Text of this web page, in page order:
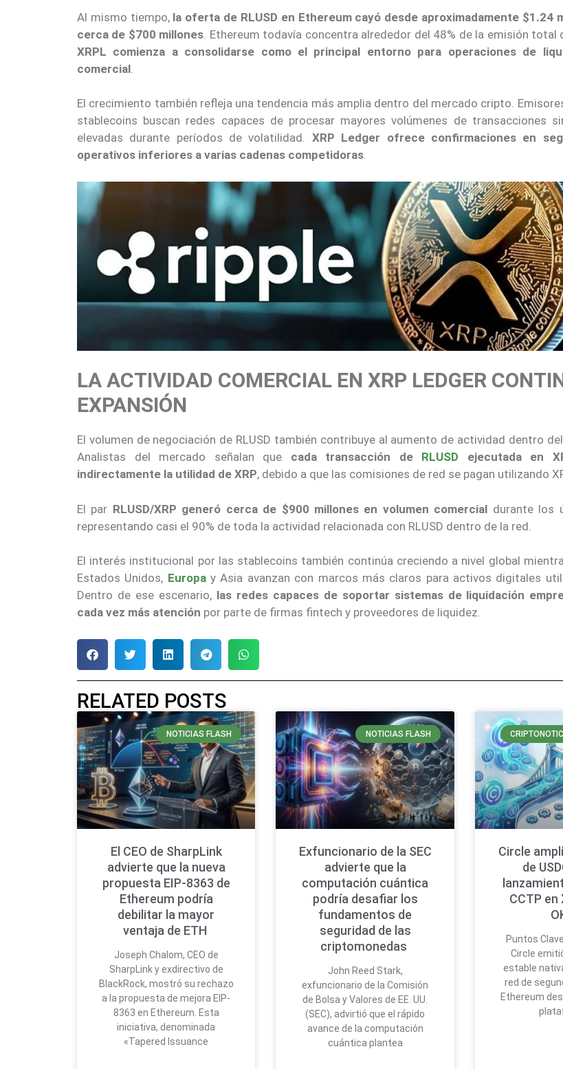
Al mismo tiempo, la oferta de RLUSD en Ethereum cayó desde aproximadamente $1.24
cerca de $700 millones . Ethereum todavía concentra alrededor del 48% de la emisión total
XRPL comienza a consolidarse como el principal entorno para operaciones de
comercial
El crecimiento también refleja una tendencia más amplia dentro del mercado cripto.
stablecoins buscan redes capaces de procesar mayores volúmenes de transacciones
elevadas durante períodos de volatilidad. XRP Ledger ofrece confirmaciones en
operativos inferiores a varias cadenas competidoras.
LA ACTIVIDAD COMERCIAL EN XRP LEDGER
EXPANSIÓN
El volumen de negociación de RLUSD también contribuye al aumento de actividad dentro
Analistas del mercado señalan que cada transacción de RLUSD ejecutada en
indirectamente la utilidad de XRP, debido a que las comisiones de red se pagan utilizando
El par RLUSD/XRP generó cerca de $900 millones en volumen comercial durante los
representando casi el 90% de toda la actividad relacionada con RLUSD dentro de la red.
El interés institucional por las stablecoins también continúa creciendo a nivel global
Estados Unidos, Europa y Asia avanzan con marcos más claros para activos digitales
Dentro de ese escenario, las redes capaces de soportar sistemas de liquidación
cada vez más atención por parte de firmas fintech y proveedores de liquidez.
RELATED POSTS
NOTICIAS FLASH
El CEO de SharpLink
advierte que la nueva
propuesta EIP-8363 de
Ethereum podría
debilitar la mayor
ventaja de ETH
Joseph Chalom, CEO de
SharpLink y exdirectivo de
BlackRock, mostró su rechazo
a la propuesta de mejora EIP-
8363 en Ethereum. Esta
iniciativa, denominada
«Tapered Issuance
NOTICIAS FLASH
Exfuncionario de la SEC
advierte que la
computación cuántica
podría desafiar los
fundamentos de
seguridad de las
criptomonedas
John Reed Stark,
exfuncionario de la Comisión
de Bolsa y Valores de EE. UU.
(SEC), advirtió que el rápido
avance de la computación
cuántica plantea
Circle
de
CCTP en
Puntos
Circle
estable
red de
Ethereum